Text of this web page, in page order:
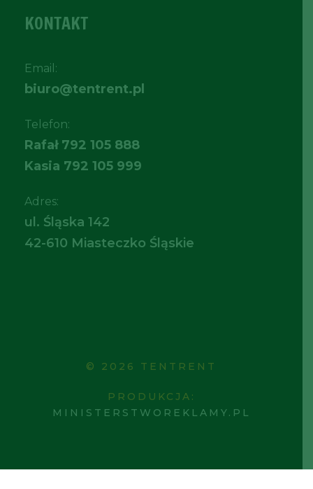
KONTAKT
Email:
biuro@tentrent.pl
Telefon:
Rafał 792 105 888
Kasia 792 105 999
Adres:
ul. Śląska 142
42-610 Miasteczko Śląskie
© 2026 TENTRENT
PRODUKCJA:
MINISTERSTWOREKLAMY.PL